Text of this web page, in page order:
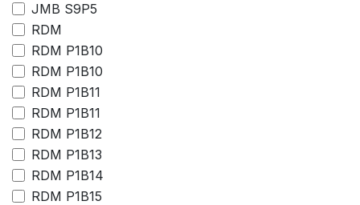
JMB S9P5
RDM
RDM P1B10
RDM P1B10
RDM P1B11
RDM P1B11
RDM P1B12
RDM P1B13
RDM P1B14
RDM P1B15